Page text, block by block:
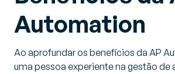
Automation
Ao aprofundar os benefícios da AP
uma pessoa experiente na gestão de